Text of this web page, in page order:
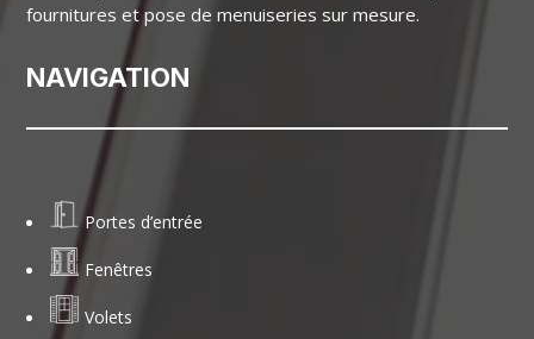
fournitures et pose de menuiseries sur mesure.
NAVIGATION
Portes d’entrée
Fenêtres
Volets